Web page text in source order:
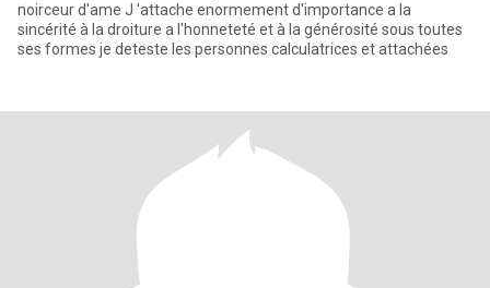
noirceur d'ame J 'attache enormement d'importance a la
sincérité à la droiture a l'honneteté et à la générosité sous toutes
ses formes je deteste les personnes calculatrices et attachées